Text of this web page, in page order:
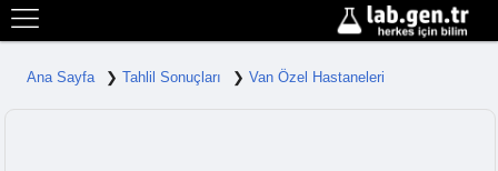
Ana Sayfa Tahlil Sonuçları Van Özel Hastaneleri